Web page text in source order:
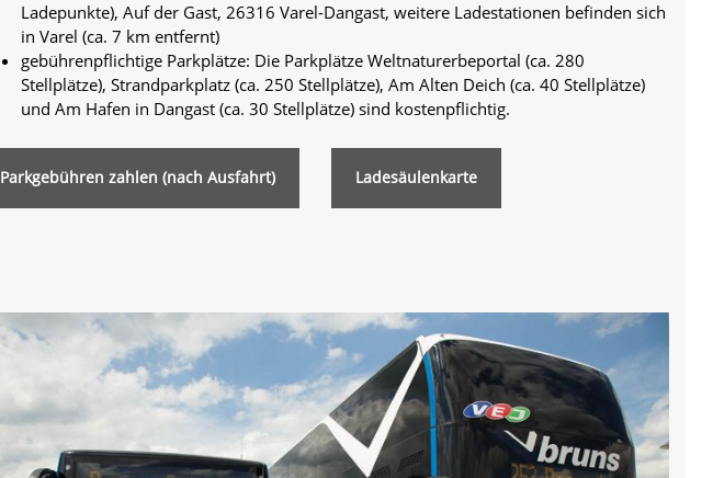
Ladepunkte), Auf der Gast, 26316 Varel-Dangast, weitere Ladestationen befinden sich
in Varel (ca. 7 km entfernt)
gebührenpflichtige Parkplätze: Die Parkplätze Weltnaturerbeportal (ca. 280
Stellplätze), Strandparkplatz (ca. 250 Stellplätze), Am Alten Deich (ca. 40 Stellplätze)
und Am Hafen in Dangast (ca. 30 Stellplätze) sind kostenpflichtig.
Parkgebühren zahlen (nach Ausfahrt) Ladesäulenkarte